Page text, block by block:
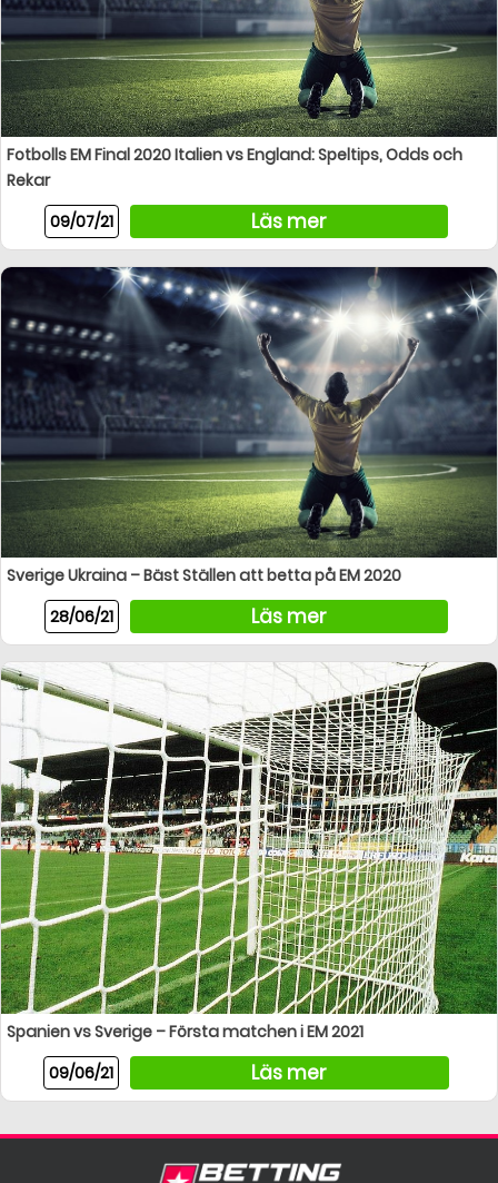
Fotbolls EM Final 2020 Italien vs England: Speltips, Odds och
Rekar
09/07/21
Läs mer
Sverige Ukraina – Bäst Ställen att betta på EM 2020
28/06/21
Läs mer
Spanien vs Sverige – Första matchen i EM 2021
09/06/21
Läs mer